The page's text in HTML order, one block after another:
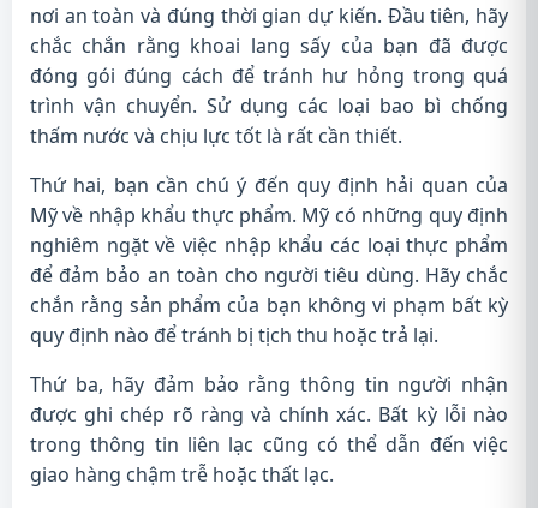
nơi an toàn và đúng thời gian dự kiến. Đầu tiên, hãy
chắc chắn rằng khoai lang sấy của bạn đã được
đóng gói đúng cách để tránh hư hỏng trong quá
trình vận chuyển. Sử dụng các loại bao bì chống
thấm nước và chịu lực tốt là rất cần thiết.
Thứ hai, bạn cần chú ý đến quy định hải quan của
Mỹ về nhập khẩu thực phẩm. Mỹ có những quy định
nghiêm ngặt về việc nhập khẩu các loại thực phẩm
để đảm bảo an toàn cho người tiêu dùng. Hãy chắc
chắn rằng sản phẩm của bạn không vi phạm bất kỳ
quy định nào để tránh bị tịch thu hoặc trả lại.
Thứ ba, hãy đảm bảo rằng thông tin người nhận
được ghi chép rõ ràng và chính xác. Bất kỳ lỗi nào
trong thông tin liên lạc cũng có thể dẫn đến việc
giao hàng chậm trễ hoặc thất lạc.